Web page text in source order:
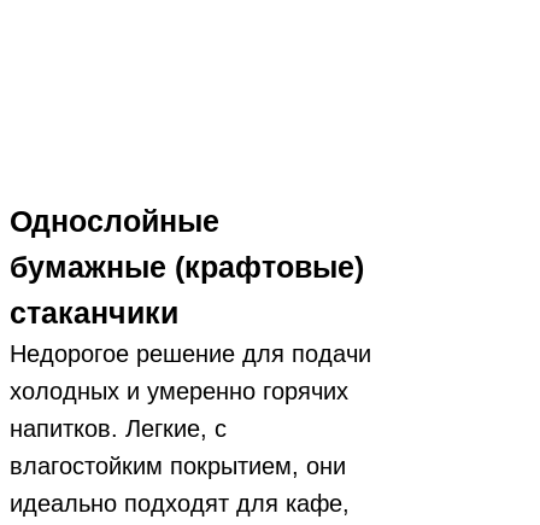
Однослойные
бумажные (крафтовые)
стаканчики
Недорогое решение для подачи
холодных и умеренно горячих
напитков. Легкие, с
влагостойким покрытием, они
идеально подходят для кафе,